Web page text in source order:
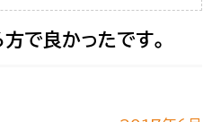
で良かったです。